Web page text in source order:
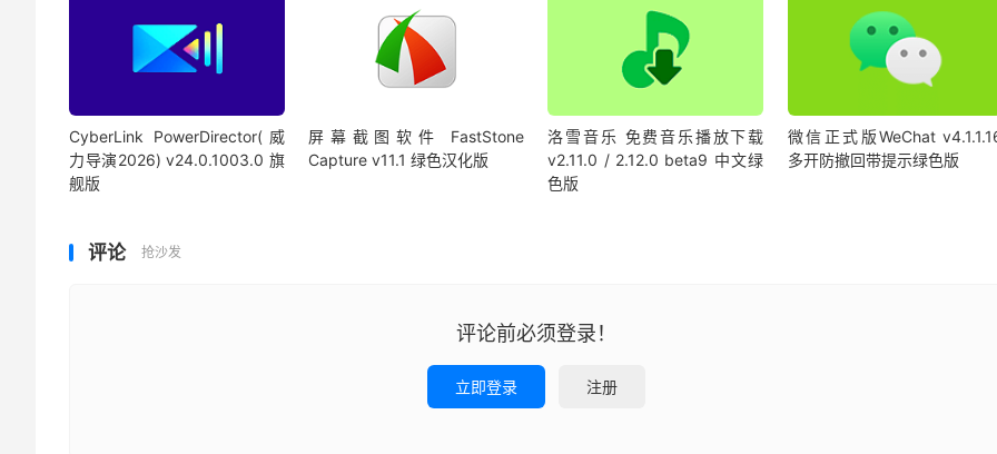
CyberLink PowerDirector(威
力导演2026) v24.0.1003.0 旗
舰版
屏幕截图软件 FastStone
Capture v11.1 绿色汉化版
洛雪音乐 免费音乐播放下载
v2.11.0 / 2.12.0 beta9 中文绿
色版
微信正式版WeChat
多开防撤回带提示绿色版
评论 抢沙发
评论前必须登录！
立即登录 注册